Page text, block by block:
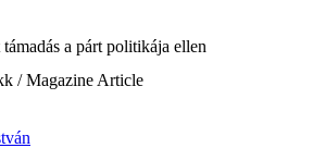
a párt politikája ellen
/ Magazine Article